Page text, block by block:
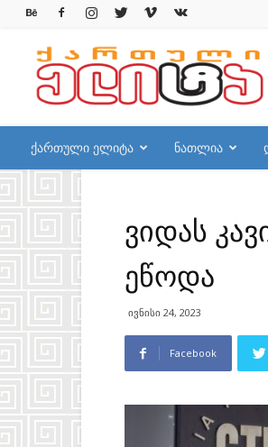
qelite.info
ქართული ელიტა ნათლია
ვიდას
ეწოდა
ივნისი 24, 2023
Facebook